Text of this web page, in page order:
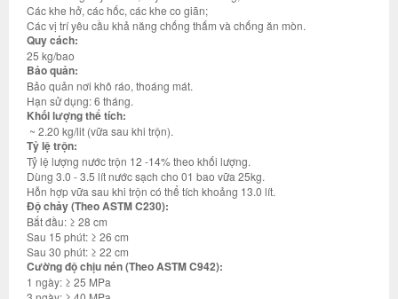
Các khe hở, các hốc, các khe co giãn;
Các vị trí yêu cầu khả năng chống thấm và chống ăn mòn.
Quy cách:
25 kg/bao
Bảo quản:
Bảo quản nơi khô ráo, thoáng mát.
Hạn sử dụng: 6 tháng.
Khối lượng thể tích:
~ 2.20 kg/lit (vữa sau khi trộn).
Tỷ lệ trộn:
Tỷ lệ lượng nước trộn 12 -14% theo khối lượng.
Dùng 3.0 - 3.5 lít nước sạch cho 01 bao vữa 25kg.
Hỗn hợp vữa sau khi trộn có thể tích khoảng 13.0 lít.
Độ chảy (Theo ASTM C230):
Bắt đầu: ≥ 28 cm
Sau 15 phút: ≥ 26 cm
Sau 30 phút: ≥ 22 cm
Cường độ chịu nén (Theo ASTM C942):
1 ngày: ≥ 25 MPa